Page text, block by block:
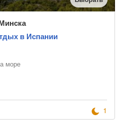
в Испании
море
1